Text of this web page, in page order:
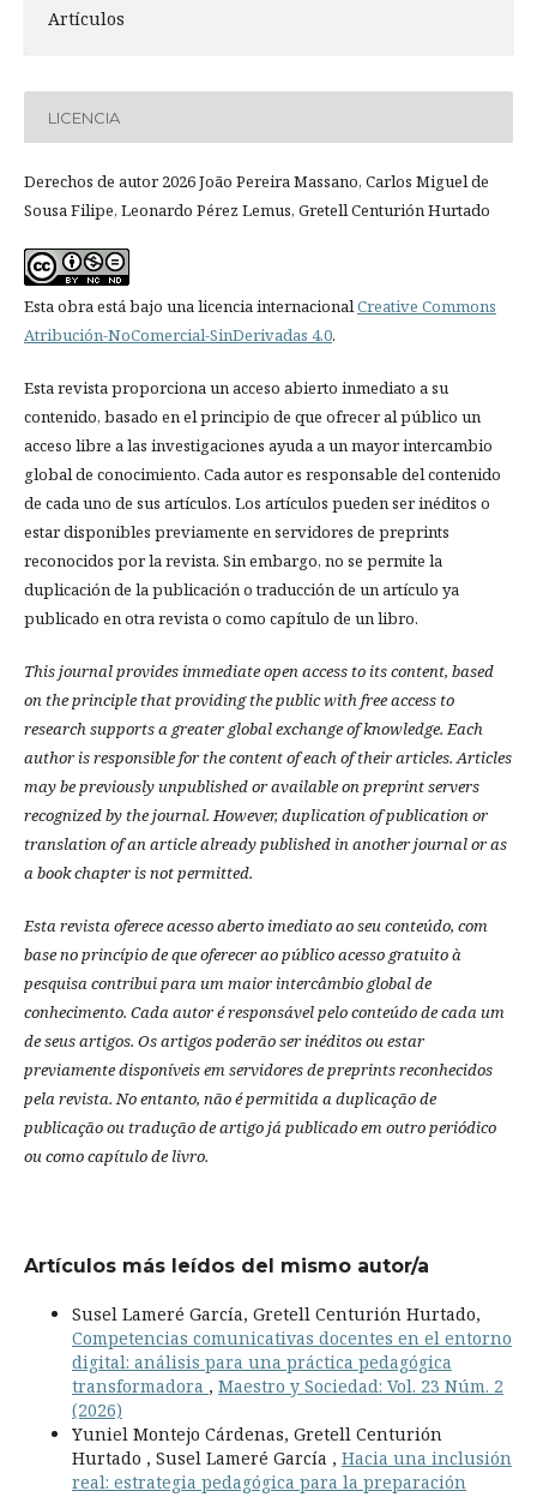
Artículos
LICENCIA
Derechos de autor 2026 João Pereira Massano, Carlos Miguel de
Sousa Filipe, Leonardo Pérez Lemus, Gretell Centurión Hurtado
Esta obra está bajo una licencia internacionalCreative Commons
Atribución-NoComercial-SinDerivadas 4.0.
Esta revista proporciona un acceso abierto inmediato a su
contenido, basado en el principio de que ofrecer al público un
acceso libre a las investigaciones ayuda a un mayor intercambio
global de conocimiento. Cada autor es responsable del contenido
de cada uno de sus artículos. Los artículos pueden ser inéditos o
estar disponibles previamente en servidores de preprints
reconocidos por la revista. Sin embargo, no se permite la
duplicación de la publicación o traducción de un artículo ya
publicado en otra revista o como capítulo de un libro.
This journal provides immediate open access to its content, based
on the principle that providing the public with free access to
research supports a greater global exchange of knowledge. Each
author is responsible for the content of each of their articles. Articles
may be previously unpublished or available on preprint servers
recognized by the journal. However, duplication of publication or
translation of an article already published in another journal or as
a book chapter is not permitted.
Esta revista oferece acesso aberto imediato ao seu conteúdo, com
base no princípio de que oferecer ao público acesso gratuito à
pesquisa contribui para um maior intercâmbio global de
conhecimento. Cada autor é responsável pelo conteúdo de cada um
de seus artigos. Os artigos poderão ser inéditos ou estar
previamente disponíveis em servidores de preprints reconhecidos
pela revista. No entanto, não é permitida a duplicação de
publicação ou tradução de artigo já publicado em outro periódico
ou como capítulo de livro.
Artículos más leídos del mismo autor/a
Susel Lameré García, Gretell Centurión Hurtado,
Competencias comunicativas docentes en el entorno
digital: análisis para una práctica pedagógica
transformadora , Maestro y Sociedad: Vol. 23 Núm. 2
(2026)
Yuniel Montejo Cárdenas, Gretell Centurión
Hurtado , Susel Lameré García , Hacia una inclusión
real: estrategia pedagógica para la preparación